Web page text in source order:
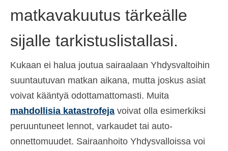
matkavakuutus tärkeälle
sijalle tarkistuslistallasi.
Kukaan ei halua joutua sairaalaan Yhdysvaltoihin
suuntautuvan matkan aikana, mutta joskus asiat
voivat kääntyä odottamattomasti. Muita
mahdollisia katastrofeja voivat olla esimerkiksi
peruuntuneet lennot, varkaudet tai auto-
onnettomuudet. Sairaanhoito Yhdysvalloissa voi